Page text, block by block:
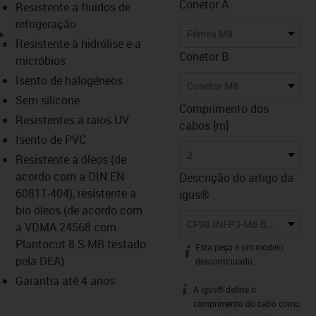
igus-icon-lupe
Resistente a fluidos de
refrigeração
Resistente à hidrólise e a
micróbios
Isento de halogéneos
Sem silicone
Resistentes a raios UV
Isento de PVC
Resistente a óleos (de
acordo com a DIN EN
60811-404), resistente a
bio óleos (de acordo com
a VDMA 24568 com
Plantocut 8 S-MB testado
pela DEA)
Garantia até 4 anos
Conetor A
Fêmea M8
Conetor B
Conetor M8
Comprimento dos
cabos [m]
2
Descrição do artigo da
igus®
CF98.INI-P3-M8-BG/M8-SG-2
igus-icon-info
Esta peça é um modelo
descontinuado.
igus-icon-info
A igus® define o
comprimento do cabo como